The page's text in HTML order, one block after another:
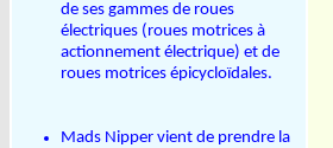
de ses gammes de roues
électriques (roues motrices à
actionnement électrique) et de
roues motrices épicycloïdales.
Mads Nipper vient de prendre la